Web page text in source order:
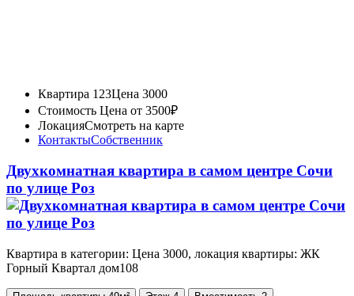
Квартира 123Цена 3000
Стоимость Цена от 3500₽
ЛокацияСмотреть на карте
КонтактыСобственник
Двухкомнатная квартира в самом центре Сочи
по улице Роз
Квартира в категории: Цена 3000, локация квартиры: ЖК
Горный Квартал дом108